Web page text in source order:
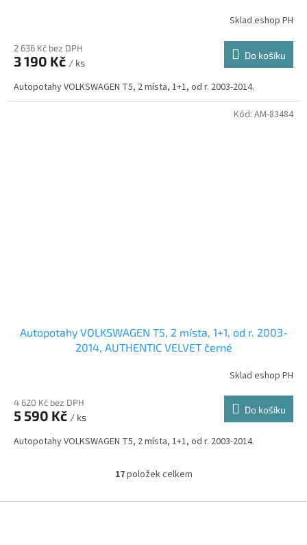
Sklad eshop PH
2 636 Kč bez DPH
3 190 Kč / ks
Do košíku
Autopotahy VOLKSWAGEN T5, 2 místa, 1+1, od r. 2003-2014.
Autopotahy VOLKSWAGEN T5, 2 místa, 1+1, od r. 2003-
2014, AUTHENTIC VELVET černé
Sklad eshop PH
4 620 Kč bez DPH
5 590 Kč / ks
Do košíku
Autopotahy VOLKSWAGEN T5, 2 místa, 1+1, od r. 2003-2014.
Kód: AM-83484
O
l
17položek celkem